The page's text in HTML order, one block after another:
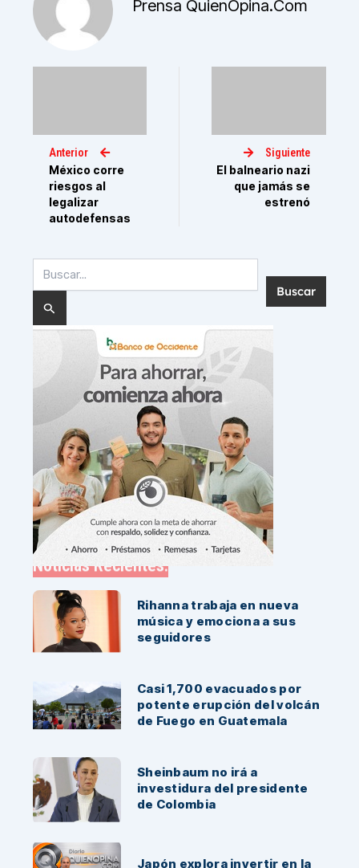
Prensa QuienOpina.com
Anterior
México corre
riesgos al
legalizar
autodefensas
Siguiente
El balneario nazi
que jamás se
estrenó
por:
Noticias Recientes:
Rihanna trabaja en nueva
música y emociona a sus
seguidores
Casi 1,700 evacuados por
potente erupción del volcán
de Fuego en Guatemala
Sheinbaum no irá a
investidura del presidente
de Colombia
Japón explora invertir en la